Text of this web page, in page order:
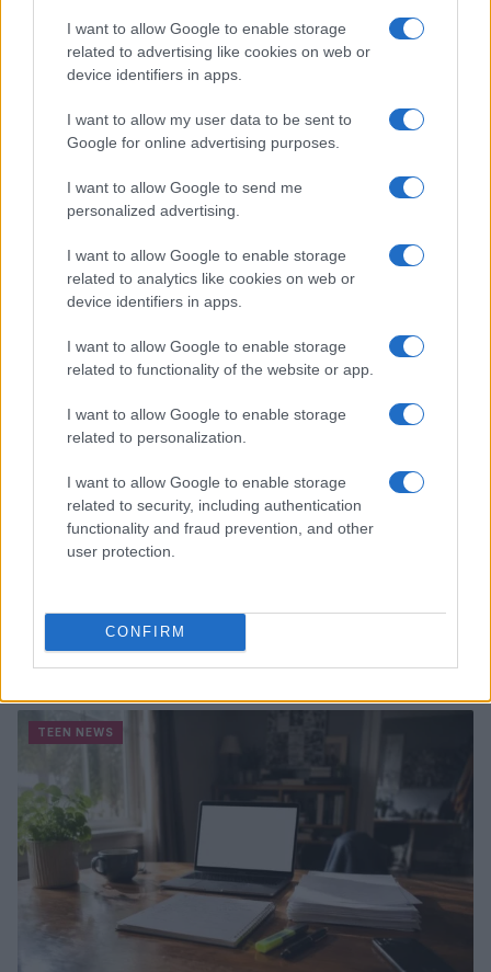
I want to allow Google to enable storage
related to advertising like cookies on web or
device identifiers in apps.
I want to allow my user data to be sent to
Google for online advertising purposes.
I want to allow Google to send me
personalized advertising.
I want to allow Google to enable storage
related to analytics like cookies on web or
device identifiers in apps.
I want to allow Google to enable storage
related to functionality of the website or app.
I want to allow Google to enable storage
related to personalization.
I want to allow Google to enable storage
related to security, including authentication
functionality and fraud prevention, and other
user protection.
CONFIRM
Continua a leggere
Sterling Point – L’isola dei segreti: trama, cast e
perché guardarla
TEEN NEWS